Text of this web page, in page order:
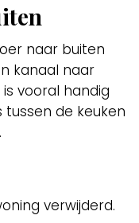
naar buiten
kanaal naar
vooral handig
de keuken
verwijderd.